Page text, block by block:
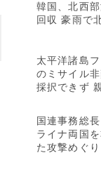
韓国、北西
回収 豪雨で
太平洋諸島
のミサイル
採択できず
国連事務総
ライナ両国
た攻撃めぐり